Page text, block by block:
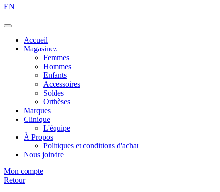
EN
Accueil
Magasinez
Femmes
Hommes
Enfants
Accessoires
Soldes
Orthèses
Marques
Clinique
L'équipe
À Propos
Politiques et conditions d'achat
Nous joindre
Mon compte
Retour